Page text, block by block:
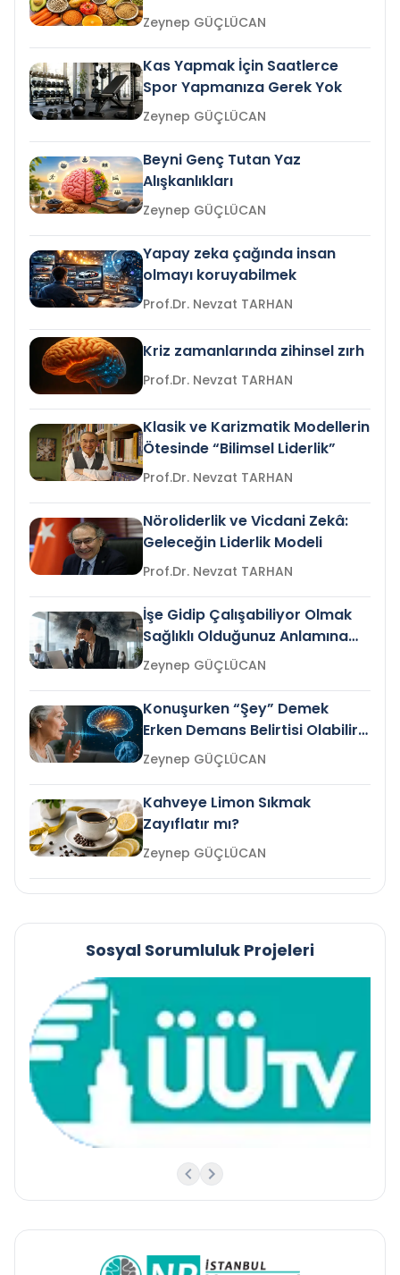
Zeynep GÜÇLÜCAN
Kas Yapmak İçin Saatlerce
Spor Yapmanıza Gerek Yok
Zeynep GÜÇLÜCAN
Beyni Genç Tutan Yaz
Alışkanlıkları
Zeynep GÜÇLÜCAN
Yapay zeka çağında insan
olmayı koruyabilmek
Prof.Dr. Nevzat TARHAN
Kriz zamanlarında zihinsel zırh
Prof.Dr. Nevzat TARHAN
Klasik ve Karizmatik Modellerin
Ötesinde “Bilimsel Liderlik”
Prof.Dr. Nevzat TARHAN
Nöroliderlik ve Vicdani Zekâ:
Geleceğin Liderlik Modeli
Prof.Dr. Nevzat TARHAN
İşe Gidip Çalışabiliyor Olmak
Sağlıklı Olduğunuz Anlamına
Gelir mi?Zeynep GÜÇLÜCAN
Konuşurken “Şey” Demek
Erken Demans Belirtisi Olabilir
mi?
Zeynep GÜÇLÜCAN
Kahveye Limon Sıkmak
Zayıflatır mı?
Zeynep GÜÇLÜCAN
Sosyal Sorumluluk Projeleri